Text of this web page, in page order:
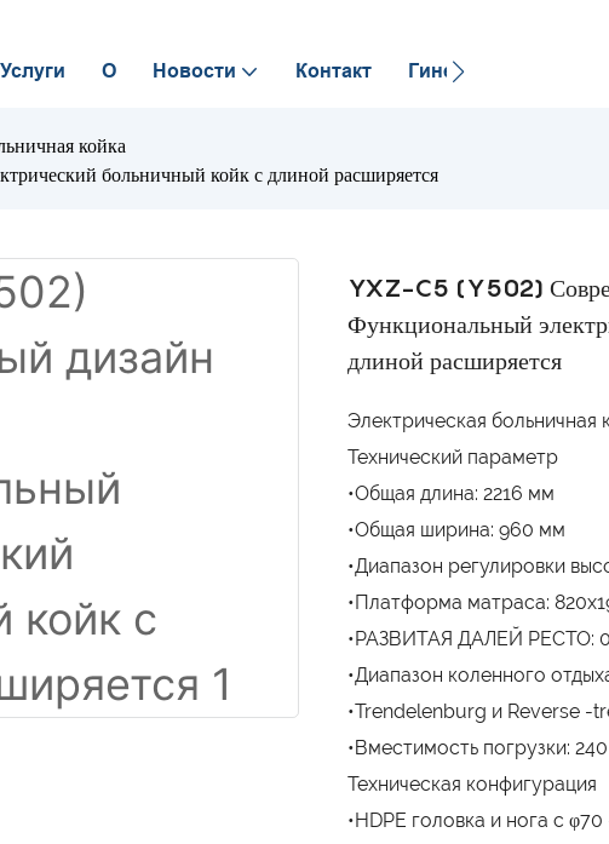
Услуги О Новости Контакт Гинекологическая
койка
больничный койк с длиной расширяется
YXZ-C5 (Y502)
Функциональный
длиной расширяется
Электрическая больничная
Технический параметр
•Общая длина: 2216 мм
•Общая ширина: 960 мм
•Диапазон регулировки
•Платформа матраса:
•РАЗВИТАЯ ДАЛЕЙ РЕСТО: 0-
•Диапазон коленного
•Trendelenburg и Reverse -
•Вместимость погрузки: 240
Техническая конфигурация
•HDPE головка и нога с